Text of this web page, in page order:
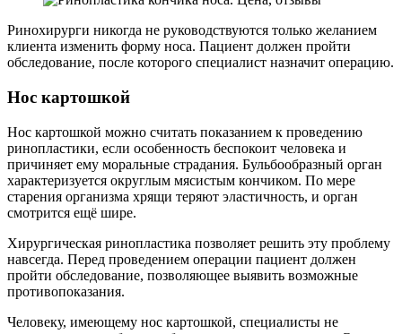
Ринохирурги никогда не руководствуются только желанием
клиента изменить форму носа. Пациент должен пройти
обследование, после которого специалист назначит операцию.
Нос картошкой
Нос картошкой можно считать показанием к проведению
ринопластики, если особенность беспокоит человека и
причиняет ему моральные страдания. Бульбообразный орган
характеризуется округлым мясистым кончиком. По мере
старения организма хрящи теряют эластичность, и орган
смотрится ещё шире.
Хирургическая ринопластика позволяет решить эту проблему
навсегда. Перед проведением операции пациент должен
пройти обследование, позволяющее выявить возможные
противопоказания.
Человеку, имеющему нос картошкой, специалисты не